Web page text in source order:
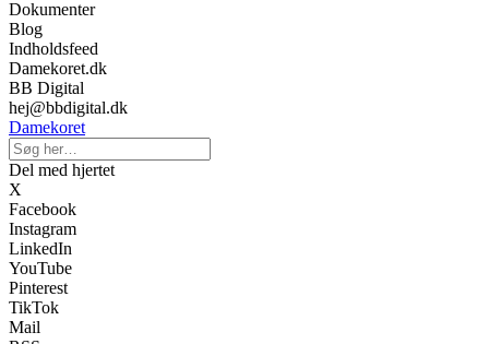
Dokumenter
Blog
Indholdsfeed
Damekoret.dk
BB Digital
hej@bbdigital.dk
Damekoret
Del med hjertet
X
Facebook
Instagram
LinkedIn
YouTube
Pinterest
TikTok
Mail